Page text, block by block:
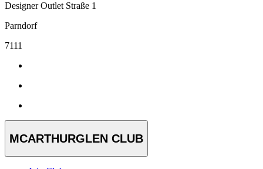
Designer Outlet Straße 1
Parndorf
7111
MCARTHURGLEN CLUB